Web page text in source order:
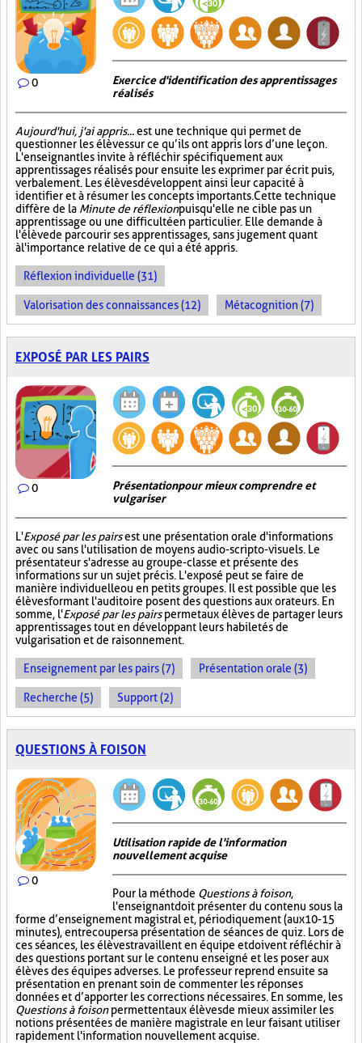
0
Exercice d'identification des apprentissages
réalisés
Aujourd'hui, j'ai appris...est une technique qui permet de
questionner les élèves sur ce qu’ils ont appris lors d’une leçon.
L'enseignant les invite à réfléchir spécifiquement aux
apprentissages réalisés pour ensuite les exprimer par écrit puis,
verbalement. Les élèves développent ainsi leur capacité à
identifier et à résumer les concepts importants. Cette technique
diffère de la Minute de réflexionpuisqu'elle ne cible pas un
apprentissage ou une difficulté en particulier. Elle demande à
l'élève de parcourir ses apprentissages, sans jugement quant
à l'importance relative de ce qui a été appris.
Réflexion individuelle (31)
Valorisation des connaissances (12) Métacognition (7)
EXPOSÉ PAR LES PAIRS
0
Présentation pour mieux comprendre et
vulgariser
L'Exposé par les pairsest une présentation orale d'informations
avec ou sans l'utilisation de moyens audio-scripto-visuels. Le
présentateur s'adresse au groupe-classe et présente des
informations sur un sujet précis. L'exposé peut se faire de
manière individuelle ou en petits groupes. Il est possible que les
élèves formant l'auditoire posent des questions aux orateurs. En
somme, l'Exposé par les pairspermet aux élèves de partager leurs
apprentissages tout en développant leurs habiletés de
vulgarisation et de raisonnement.
Enseignement par les pairs (7) Présentation orale (3)
Recherche (5) Support (2)
QUESTIONS À FOISON
0
Utilisation rapide de l'information
nouvellement acquise
Pour la méthode Questions à foison,
l'enseignant doit présenter du contenu sous la
forme d’enseignement magistral et, périodiquement (aux 10-15
minutes), entrecouper sa présentation de séances de quiz. Lors de
ces séances, les élèves travaillent en équipe et doivent réfléchir à
des questions portant sur le contenu enseigné et les poser aux
élèves des équipes adverses. Le professeur reprend ensuite sa
présentation en prenant soin de commenter les réponses
données et d’apporter les corrections nécessaires. En somme, les
Questions à foisonpermettent aux élèves de mieux assimiler les
notions présentées de manière magistrale en leur faisant utiliser
rapidement l'information nouvellement acquise.